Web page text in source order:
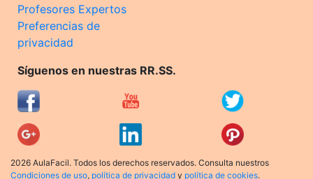
Profesores Expertos
Preferencias de
privacidad
Síguenos en nuestras RR.SS.
2026 AulaFacil. Todos los derechos reservados. Consulta nuestros
Condiciones de uso, política de privacidad y política de cookies.